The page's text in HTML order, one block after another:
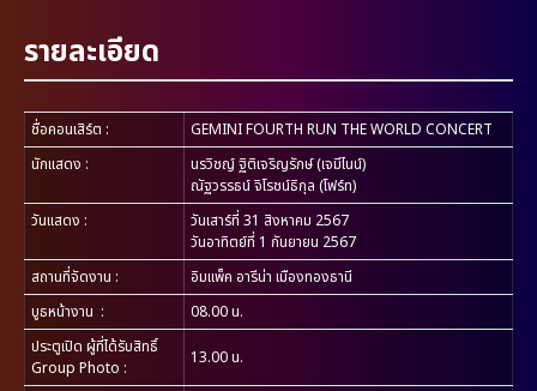
รายละเอียด
ชื่อคอนเสิร์ต :
GEMINI FOURTH RUN THE WORLD CONCERT
นักแสดง :
นรวิชญ์ ฐิติเจริญรักษ์ (เจมีไนน์)
ณัฐวรรธน์ จิโรชน์ธิกุล (โฟร์ท)
วันแสดง :
วันเสาร์ที่ 31 สิงหาคม 2567
วันอาทิตย์ที่ 1 กันยายน 2567
สถานที่จัดงาน :
อิมแพ็ค อารีน่า เมืองทองธานี
บูธหน้างาน :
08.00 น.
ประตูเปิด ผู้ที่ได้รับสิทธิ์
Group Photo : 13.00 น.